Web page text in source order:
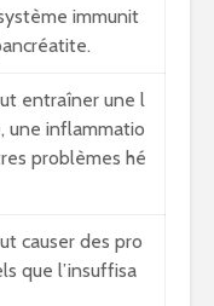
immunit
entraîner une l
une inflammatio
problèmes hé
causer des pro
que l’insuffisa